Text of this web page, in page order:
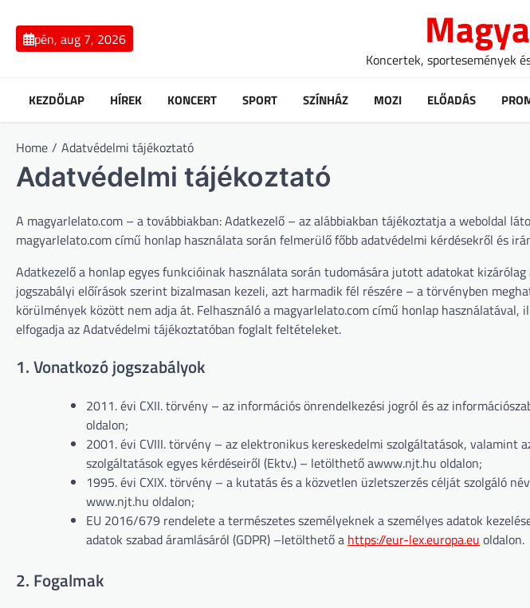
contentpén, aug 7, 2026
Koncertek, sportesemények
KEZDŐLAP HÍREK KONCERT SPORT SZÍNHÁZ MOZI ELŐADÁS
Home Adatvédelmi tájékoztató
Adatvédelmi tájékoztató
A magyarlelato.com – a továbbiakban: Adatkezelő – az alábbiakban tájékoztatja a weboldal
magyarlelato.com című honlap használata során felmerülő főbb adatvédelmi kérdésekről és
Adatkezelő a honlap egyes funkcióinak használata során tudomására jutott adatokat
jogszabályi előírások szerint bizalmasan kezeli, azt harmadik fél részére – a törvényben
körülmények között nem adja át. Felhasználó a magyarlelato.com című honlap
elfogadja az Adatvédelmi tájékoztatóban foglalt feltételeket.
1. Vonatkozó jogszabályok
2011. évi CXII. törvény – az információs önrendelkezési jogról és az
oldalon;
2001. évi CVIII. törvény – az elektronikus kereskedelmi szolgáltatások, valamint
szolgáltatások egyes kérdéseiről (Ektv.) – letölthető awww.njt.hu oldalon;
1995. évi CXIX. törvény – a kutatás és a közvetlen üzletszerzés célját szolgáló
www.njt.hu oldalon;
EU 2016/679 rendelete a természetes személyeknek a személyes adatok
adatok szabad áramlásáról (GDPR) –letölthető a https://eur-lex.europa.eu oldalon.
2. Fogalmak